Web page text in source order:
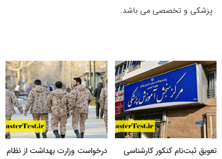
پزشکی و تخصصی می باشد.
تعویق ثبت‌نام کنکور کارشناسی
درخواست وزارت بهداشت از نظام